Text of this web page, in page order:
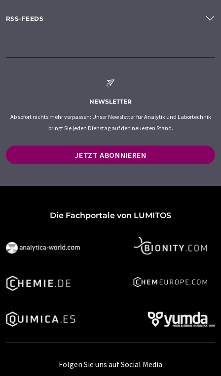
RSS-FEEDS
NEWSLETTER
Ab sofort nichts mehr verpassen: Unser Newsletter für Analytik und Labortechnik
bringt Sie jeden Dienstag auf den neuesten Stand.
JETZT ABONNIEREN
Die Fachportale von LUMITOS
Folgen Sie uns auf Social Media